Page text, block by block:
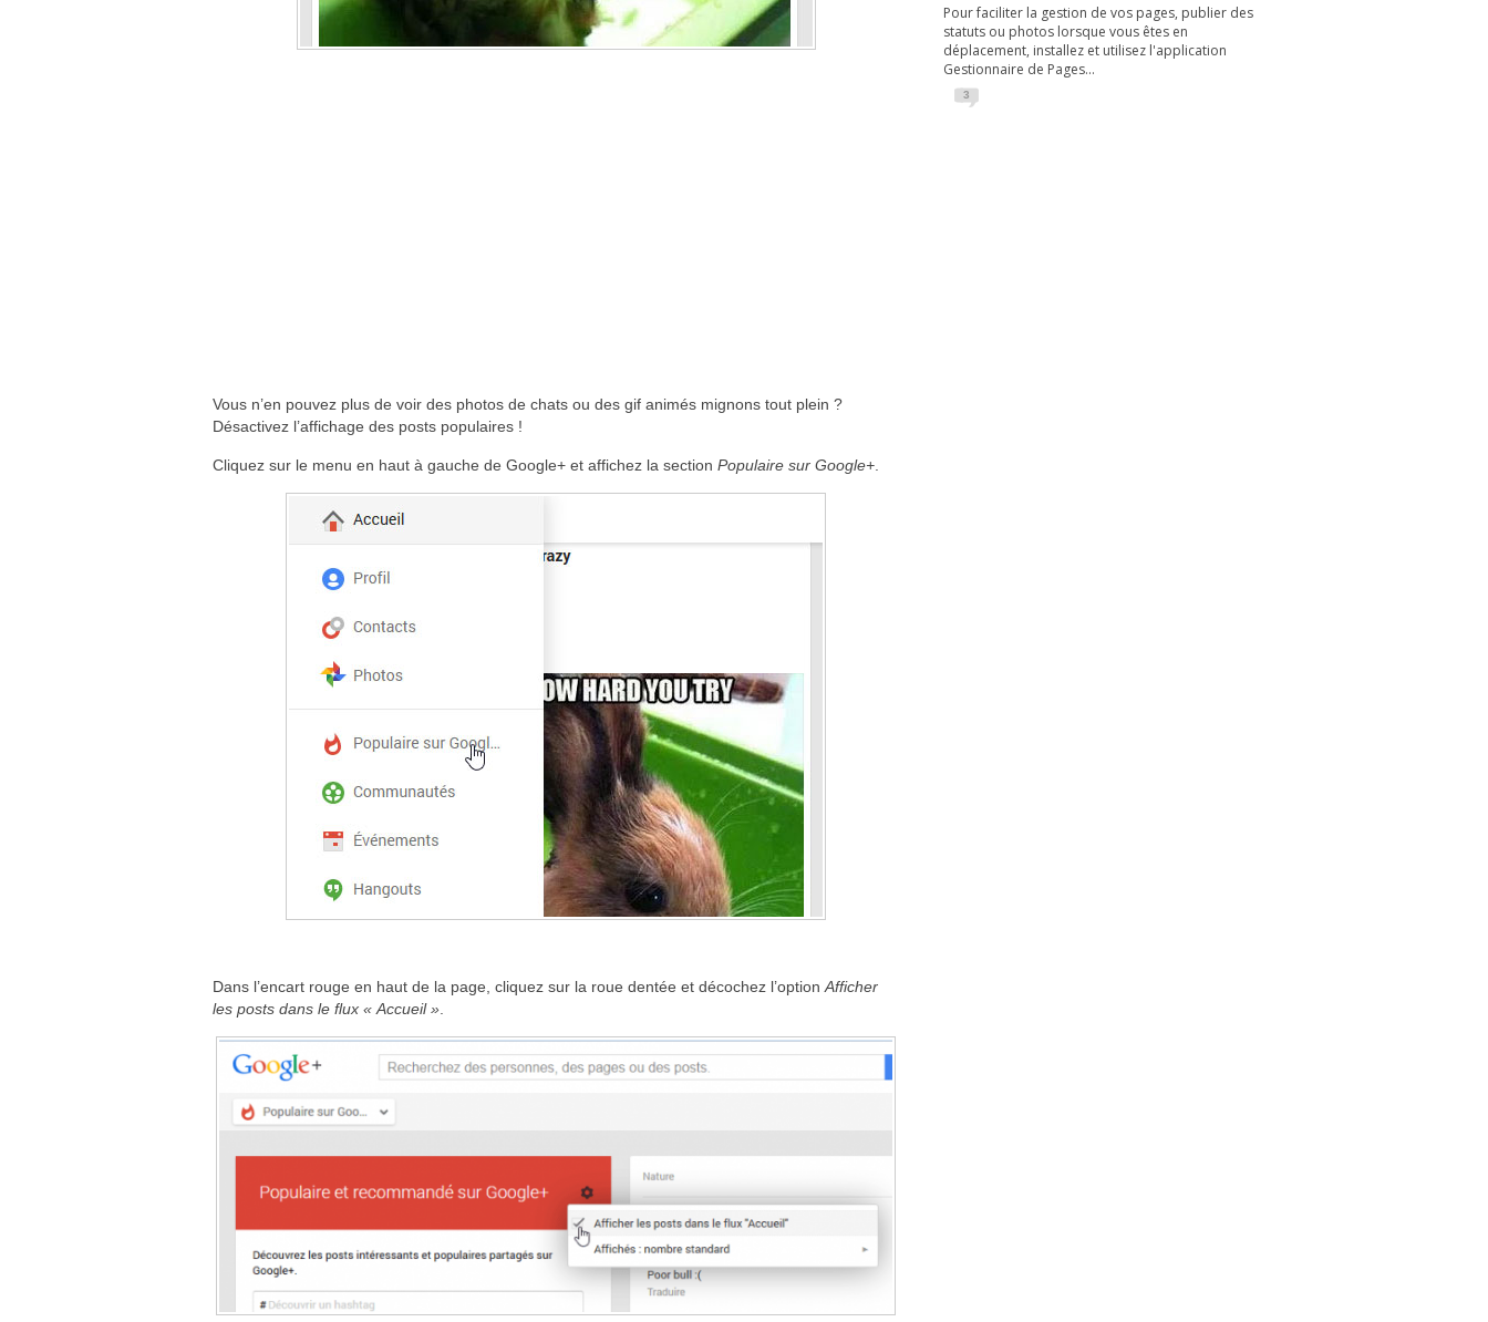
Vous n’en pouvez plus de voir des photos de chats ou des gif animés mignons tout plein ?
Désactivez l’affichage des posts populaires !
Cliquez sur le menu en haut à gauche de Google+ et affichez la section Populaire sur Google+
Dans l’encart rouge en haut de la page, cliquez sur la roue dentée et décochez l’option Afficher
les posts dans le flux « Accueil »
Pour faciliter la gestion de vos pages, publier des
statuts ou photos lorsque vous êtes en
déplacement, installez et utilisez l'application
Gestionnaire de Pages...
3